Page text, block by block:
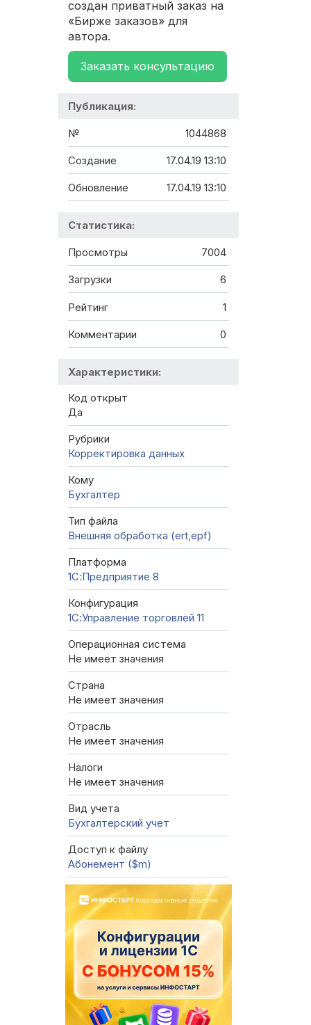
создан приватный заказ на
«Бирже заказов» для
автора.
Заказать консультацию
Публикация:
№ 1044868
Создание 17.04.19 13:10
Обновление 17.04.19 13:10
Статистика:
Просмотры 7004
Загрузки 6
Рейтинг 1
Комментарии 0
Характеристики:
Код открыт
Да
Рубрики
Корректировка данных
Кому
Бухгалтер
Тип файла
Внешняя обработка (ert,epf)
Платформа
1С:Предприятие 8
Конфигурация
1С:Управление торговлей 11
Операционная система
Не имеет значения
Страна
Не имеет значения
Отрасль
Не имеет значения
Налоги
Не имеет значения
Вид учета
Бухгалтерский учет
Доступ к файлу
Абонемент ($m)